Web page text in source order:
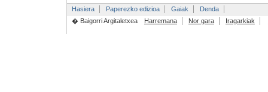
Hasiera Paperezko edizioa Gaiak
Denda
� Baigorri Argitaletxea
Harremana Nor gara Iragarkiak